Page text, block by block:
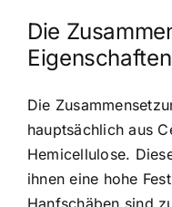
Die
Die
hauptsächlich aus
Hemicellulose.
ihnen eine hohe
Hanfschäben sind